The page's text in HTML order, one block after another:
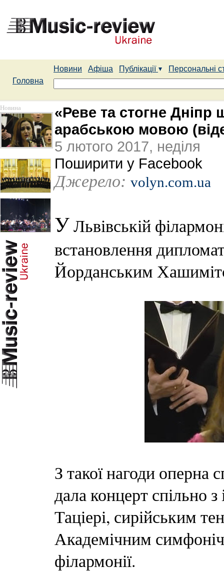
Новини Афіша Публікації
Персональні
Головна
Новина
«Реве та стогне
арабською мовою
5 лютого 2017, неділя
Поширити у Facebook
Джерело: volyn.com.ua
УЛьвівській
встановлення
Йорданським
З такої нагоди оперна
дала концерт спільно
Таціері, сирійським
Академічним
філармонії.